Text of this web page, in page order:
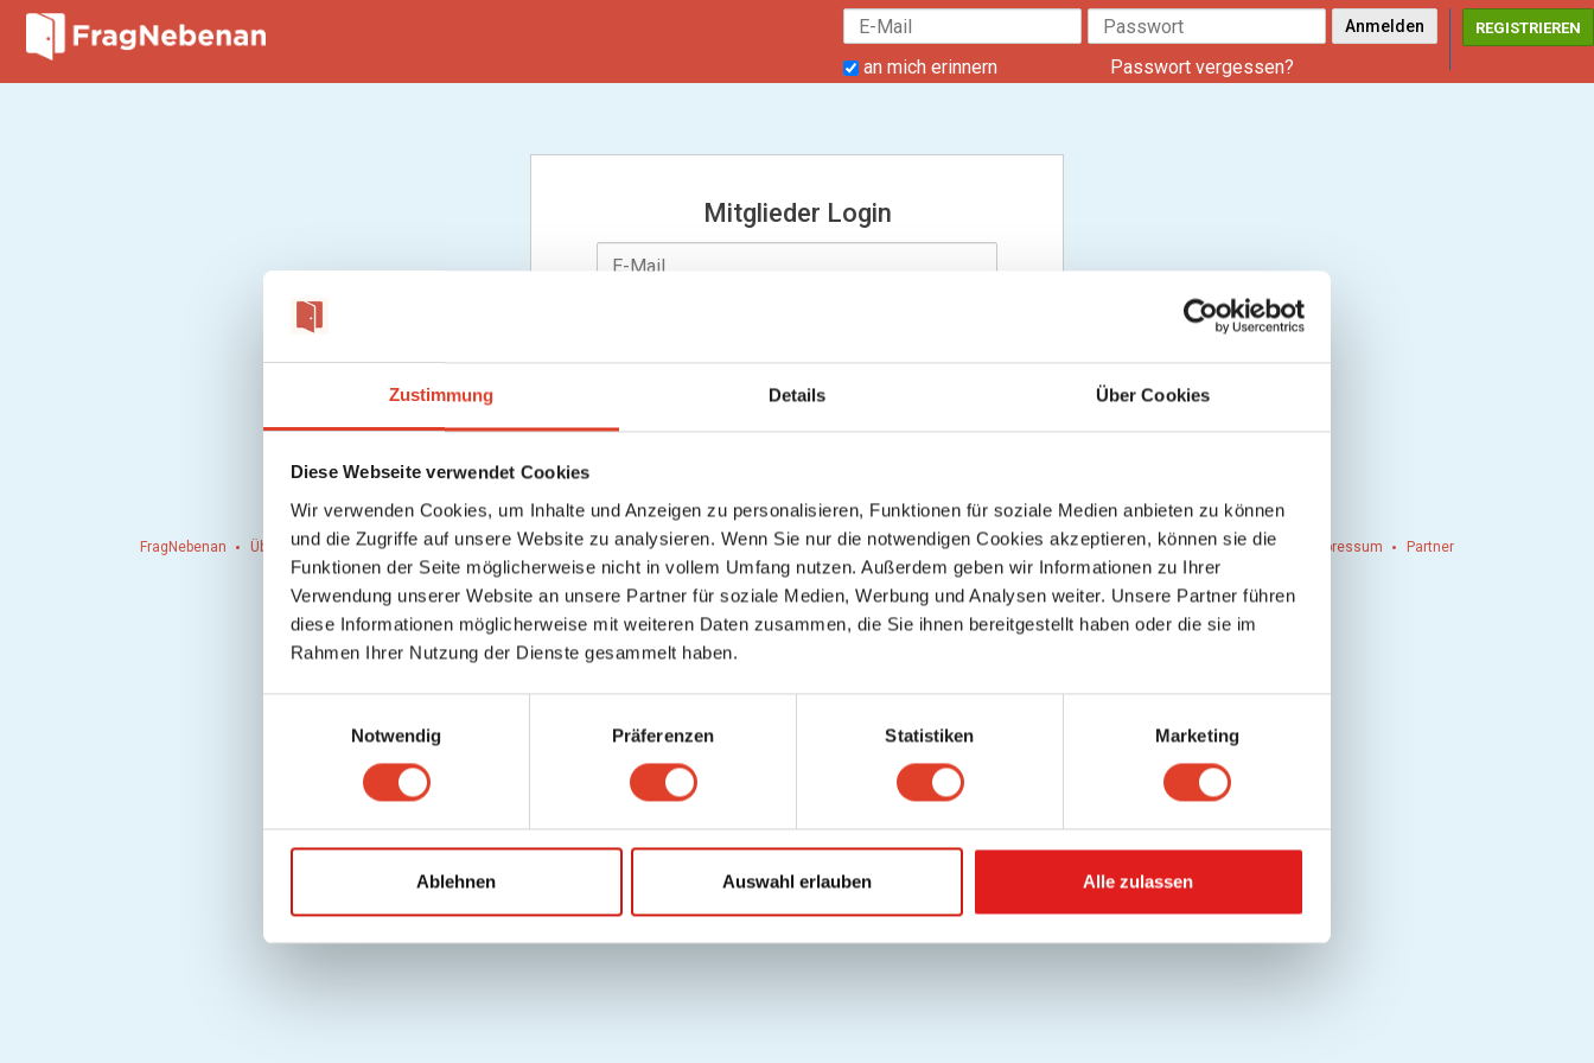
Zustimmung Details Über Cookies
Diese Webseite verwendet Cookies
Wir verwenden Cookies, um Inhalte und Anzeigen zu personalisieren, Funktionen für soziale Medien anbieten zu können
und die Zugriffe auf unsere Website zu analysieren. Wenn Sie nur die notwendigen Cookies akzeptieren, können sie die
Funktionen der Seite möglicherweise nicht in vollem Umfang nutzen. Außerdem geben wir Informationen zu Ihrer
Verwendung unserer Website an unsere Partner für soziale Medien, Werbung und Analysen weiter. Unsere Partner führen
diese Informationen möglicherweise mit weiteren Daten zusammen, die Sie ihnen bereitgestellt haben oder die sie im
Rahmen Ihrer Nutzung der Dienste gesammelt haben.
g
Notwendig Präferenzen Statistiken Marketing
Ablehnen Auswahl erlauben Alle zulassen
an mich erinnern Passwort vergessen?
REGISTRIEREN
Mitglieder Login
an mich erinnern Passwort vergessen?
FragNebenan Über uns Presse Hausordnung Hilfe / FAQ Datenschutz Cookies Nutzungsbedingungen/AGB Gutschein einlösen Werbung Kontakt Impressum Partner
Copyright © 2026 FragNebenan. Alle Rechte vorbehalten.Deutsch